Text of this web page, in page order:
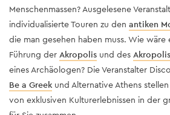
Menschenmassen? Ausgelesene
individualisierte Touren zu den antiken
die man gesehen haben muss. Wie wäre
Führung der Akropolis und des
eines Archäologen? Die Veranstalter
Be a Greek und Alternative Athens
von exklusiven Kulturerlebnissen in der